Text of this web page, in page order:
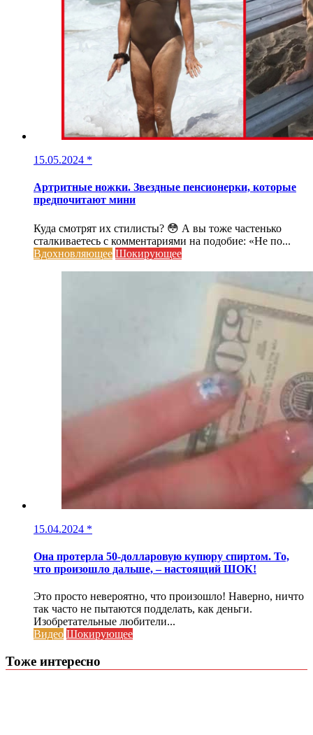
15.05.2024 *
Артритные ножки. Звездные пенсионерки, которые
предпочитают мини
Куда смотрят их стилисты? 😳 А вы тоже частенько
сталкиваетесь с комментариями на подобие: «Не по...
Вдохновляющее Шокирующее
15.04.2024 *
Она протерла 50-долларовую купюру спиртом. То,
что произошло дальше, – настоящий ШОК!
Это просто невероятно, что произошло! Наверно, ничто
так часто не пытаются подделать, как деньги.
Изобретательные любители...
Видео Шокирующее
Тоже интересно